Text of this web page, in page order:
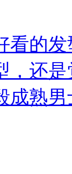
看的
，还
成熟